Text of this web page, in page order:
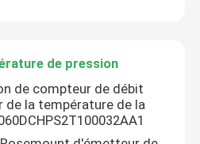
de pression
de compteur de débit
de la température de la